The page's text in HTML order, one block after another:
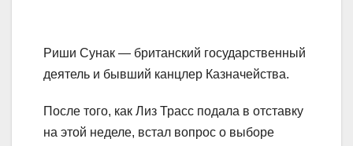
Риши Сунак — британский государственный
деятель и бывший канцлер Казначейства.
После того, как Лиз Трасс подала в отставку
на этой неделе, встал вопрос о выборе